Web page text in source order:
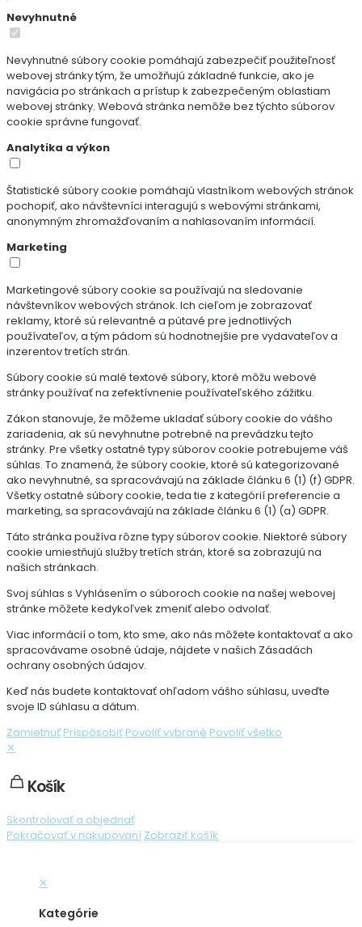
Nevyhnutné
Nevyhnutné súbory cookie pomáhajú zabezpečiť použiteľnosť
webovej stránky tým, že umožňujú základné funkcie, ako je
navigácia po stránkach a prístup k zabezpečeným oblastiam
webovej stránky. Webová stránka nemôže bez týchto súborov
cookie správne fungovať.
Analytika a výkon
Štatistické súbory cookie pomáhajú vlastníkom webových stránok
pochopiť, ako návštevníci interagujú s webovými stránkami,
anonymným zhromažďovaním a nahlasovaním informácií.
Marketing
Marketingové súbory cookie sa používajú na sledovanie
návštevníkov webových stránok. Ich cieľom je zobrazovať
reklamy, ktoré sú relevantné a pútavé pre jednotlivých
používateľov, a tým pádom sú hodnotnejšie pre vydavateľov a
inzerentov tretích strán.
Súbory cookie sú malé textové súbory, ktoré môžu webové
stránky používať na zefektívnenie používateľského zážitku.
Zákon stanovuje, že môžeme ukladať súbory cookie do vášho
zariadenia, ak sú nevyhnutne potrebné na prevádzku tejto
stránky. Pre všetky ostatné typy súborov cookie potrebujeme váš
súhlas. To znamená, že súbory cookie, ktoré sú kategorizované
ako nevyhnutné, sa spracovávajú na základe článku 6 (1) (f) GDPR.
Všetky ostatné súbory cookie, teda tie z kategórií preferencie a
marketing, sa spracovávajú na základe článku 6 (1) (a) GDPR.
Táto stránka používa rôzne typy súborov cookie. Niektoré súbory
cookie umiestňujú služby tretích strán, ktoré sa zobrazujú na
našich stránkach.
Svoj súhlas s Vyhlásením o súboroch cookie na našej webovej
stránke môžete kedykoľvek zmeniť alebo odvolať.
Viac informácií o tom, kto sme, ako nás môžete kontaktovať a ako
spracovávame osobné údaje, nájdete v našich Zásadách
ochrany osobných údajov.
Keď nás budete kontaktovať ohľadom vášho súhlasu, uveďte
svoje ID súhlasu a dátum.
Zamietnuť Prispôsobiť Povoliť vybrané Povoliť všetko
✕
Košík
Skontrolovať a objednať
Pokračovať v nakupovaní Zobraziť košík
✕
Kategórie